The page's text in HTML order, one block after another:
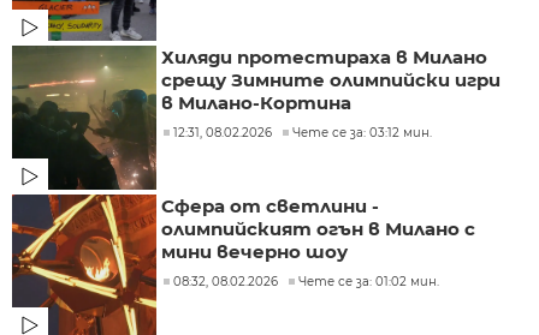
Хиляди протестираха в Милано
срещу Зимните олимпийски игри
в Милано-Кортина
12:31, 08.02.2026 Чете се за: 03:12 мин.
Сфера от светлини -
олимпийският огън в Милано с
мини вечерно шоу
08:32, 08.02.2026 Чете се за: 01:02 мин.